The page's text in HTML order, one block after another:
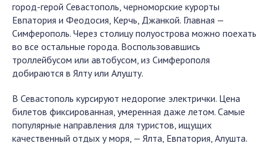
город-герой Севастополь, черноморские курорты
Евпатория и Феодосия, Керчь, Джанкой. Главная —
Симферополь. Через столицу полуострова можно поехать
во все остальные города. Воспользовавшись
троллейбусом или автобусом, из Симферополя
добираются в Ялту или Алушту.
В Севастополь курсируют недорогие электрички. Цена
билетов фиксированная, умеренная даже летом. Самые
популярные направления для туристов, ищущих
качественный отдых у моря, — Ялта, Евпатория, Алушта.